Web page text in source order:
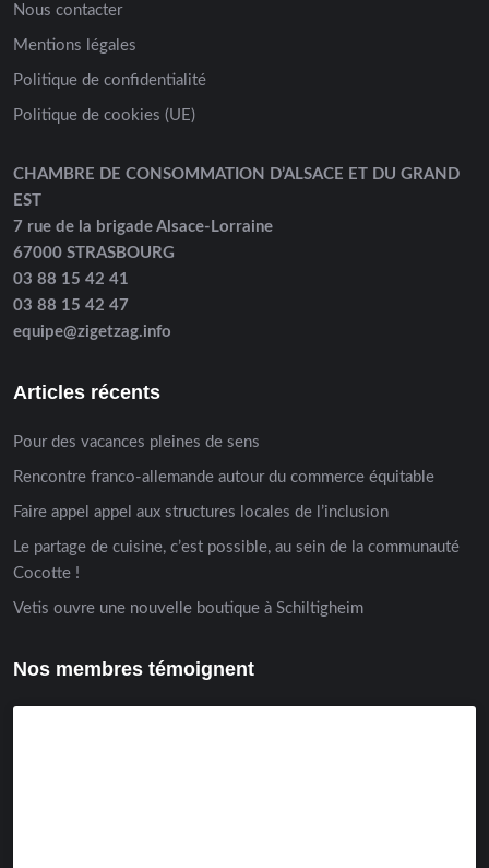
Nous contacter
Mentions légales
Politique de confidentialité
Politique de cookies (UE)
CHAMBRE DE CONSOMMATION D’ALSACE ET DU GRAND
EST
7 rue de la brigade Alsace-Lorraine
67000 STRASBOURG
03 88 15 42 41
03 88 15 42 47
equipe@zigetzag.info
Articles récents
Pour des vacances pleines de sens
Rencontre franco-allemande autour du commerce équitable
Faire appel appel aux structures locales de l’inclusion
Le partage de cuisine, c’est possible, au sein de la communauté
Cocotte !
Vetis ouvre une nouvelle boutique à Schiltigheim
Nos membres témoignent